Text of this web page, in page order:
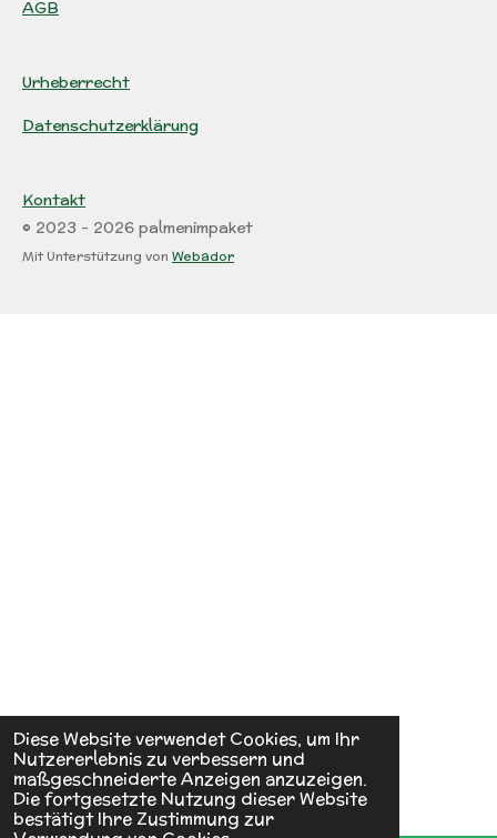
Diese Website verwendet Cookies, um Ihr
Nutzererlebnis zu verbessern und
maßgeschneiderte Anzeigen anzuzeigen.
Die fortgesetzte Nutzung dieser Website
bestätigt Ihre Zustimmung zur
AGB
Urheberrecht
Datenschutzerklärung
Kontakt
© 2023 - 2026 palmenimpaket
Mit Unterstützung von Webador